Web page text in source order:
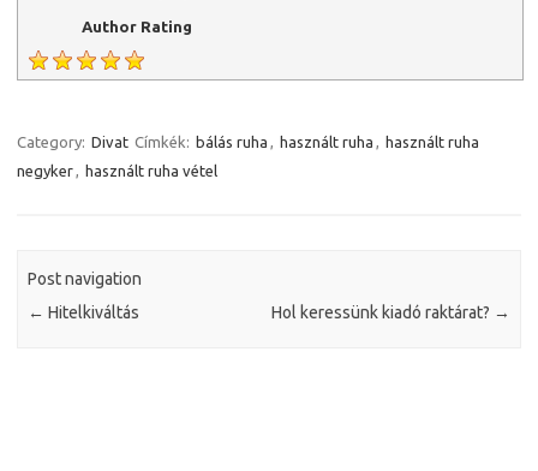
Author Rating
Category: Divat Címkék: bálás ruha , használt ruha , használt ruha
negyker, használt ruha vétel
Post navigation
← Hitelkiváltás Hol keressünk kiadó raktárat? →